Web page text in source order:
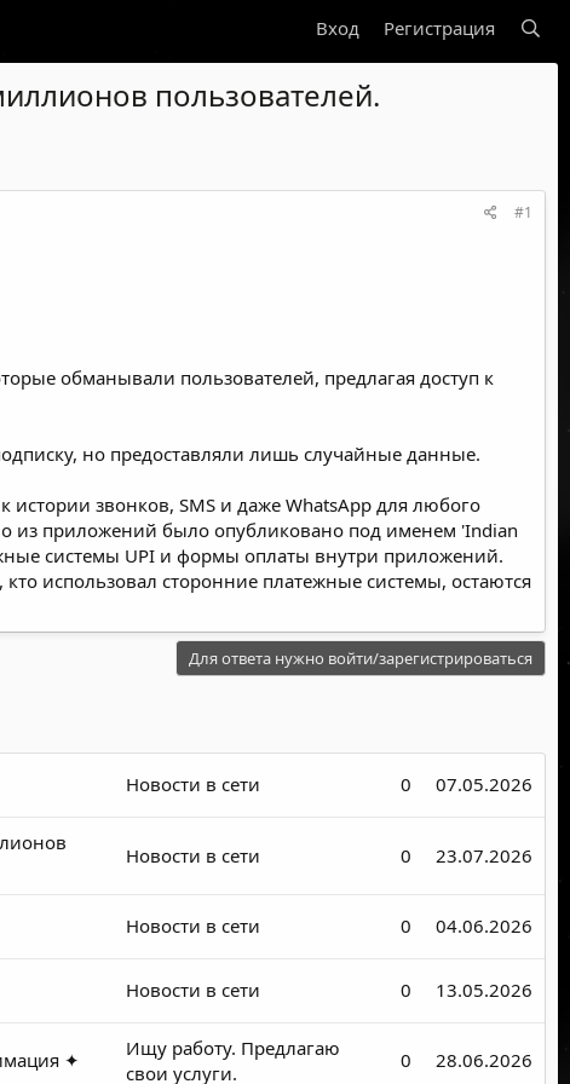
Вход Регистрация
пользователей.
#1
обманывали пользователей, предлагая доступ к
но предоставляли лишь случайные данные.
звонков, SMS и даже WhatsApp для любого
из приложений было опубликовано под именем 'Indian
системы UPI и формы оплаты внутри приложений.
использовал сторонние платежные системы, остаются
Для ответа нужно войти/зарегистрироваться
Новости в сети 0 07.05.2026
Новости в сети 0 23.07.2026
Новости в сети 0 04.06.2026
Новости в сети 0 13.05.2026
✦
Ищу работу. Предлагаю
свои услуги.
0 28.06.2026